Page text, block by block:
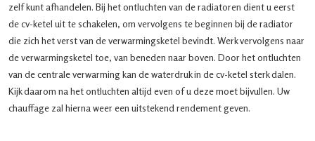
zelf kunt afhandelen. Bij het ontluchten van de radiatoren dient u eerst
de cv-ketel uit te schakelen, om vervolgens te beginnen bij de radiator
die zich het verst van de verwarmingsketel bevindt. Werk vervolgens naar
de verwarmingsketel toe, van beneden naar boven. Door het ontluchten
van de centrale verwarming kan de waterdruk in de cv-ketel sterk dalen.
Kijk daarom na het ontluchten altijd even of u deze moet bijvullen. Uw
chauffage zal hierna weer een uitstekend rendement geven.